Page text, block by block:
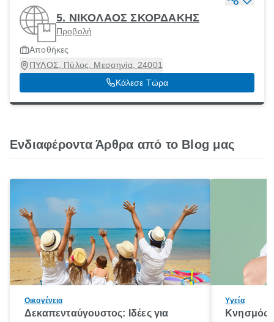
5. ΝΙΚΟΛΑΟΣ ΣΚΟΡΔΑΚΗΣ
Προβολή
Αποθήκες
ΠΥΛΟΣ, Πύλος, Μεσσηνία, 24001
Κάλεσε Τώρα
Ενδιαφέροντα Άρθρα από το Blog μας
Οικογένεια
Δεκαπενταύγουστος: Ιδέες για
Υγεία
Κνησμός: